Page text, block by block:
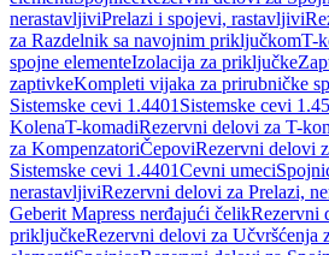
nerastavljiviPrelazi i spojevi, rastavljivi
za Razdelnik sa navojnim priključkomT-
spojne elementeIzolacija za priključke
zaptivkeKompleti vijaka za prirubničke
Sistemske cevi 1.4401 Sistemske cevi
KolenaT-komadiRezervni delovi za T-
za KompenzatoriČepoviRezervni delovi
Sistemske cevi 1.4401Cevni umeci
nerastavljiviRezervni delovi za Prelazi,
Geberit Mapress nerđajući čelikRezervni
priključkeRezervni delovi za Učvršćenja